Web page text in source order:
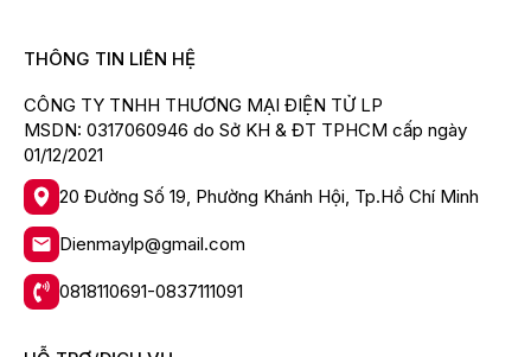
Mang lại trải nghiệm xem thông minh và sống động
webOS 26 – Hệ Điều Hành
Thông Minh Hiện Đại
Smart Tivi LG 85QNED80BSA sử dụng hệ điều hành
webOS 26 với giao diện trực quan, thao tác mượt mà
và kho ứng dụng phong phú.
Ứng dụng phổ biến:
THÔNG TIN LIÊN HỆ
CÔNG TY TNHH THƯƠNG MẠI ĐIỆN TỬ LP
MSDN: 0317060946 do Sở KH & ĐT TPHCM cấp ngày
01/12/2021
20 Đường Số 19, Phường Khánh Hội, Tp.Hồ Chí Minh
Dienmaylp@gmail.com
0818110691-0837111091